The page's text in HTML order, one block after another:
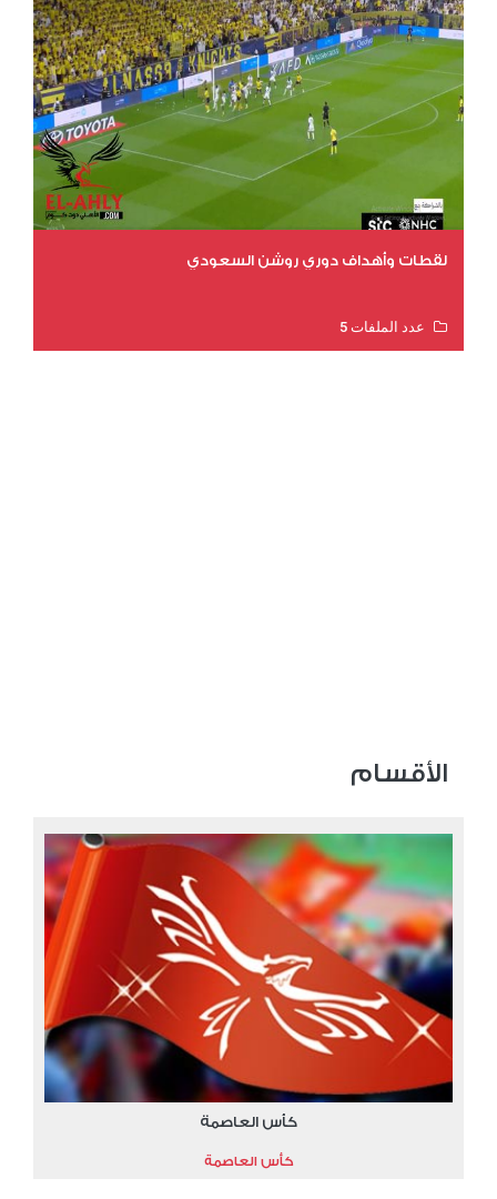
لقطات وأهداف دوري روشن السعودي
عدد الملفات 5
الأقسام
كأس العاصمة
كأس العاصمة